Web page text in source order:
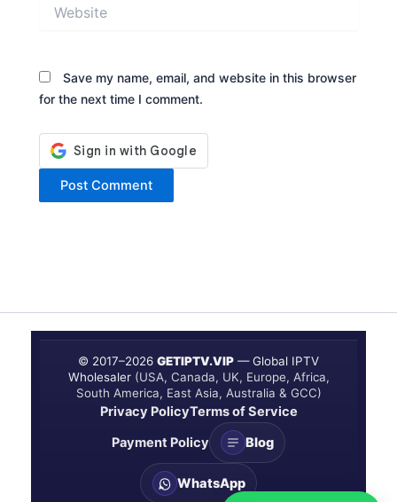
Save my name, email, and website in this browser
for the next time I comment.
© 2017–2026 GETIPTV.VIP — Global IPTV
Wholesaler (USA, Canada, UK, Europe, Africa,
South America, East Asia, Australia & GCC)
Privacy PolicyTerms of Service
Payment Policy
Blog
WhatsApp